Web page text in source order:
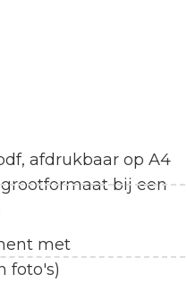
afdrukbaar op A4
bij een
met
foto's)